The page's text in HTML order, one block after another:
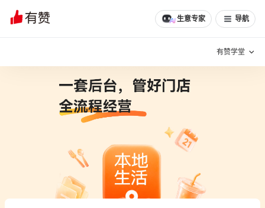
生意专家 导航
有赞学堂
增长方法
有赞专家说
新零售最佳实践
面对面聊增长
文章 问诊 分享